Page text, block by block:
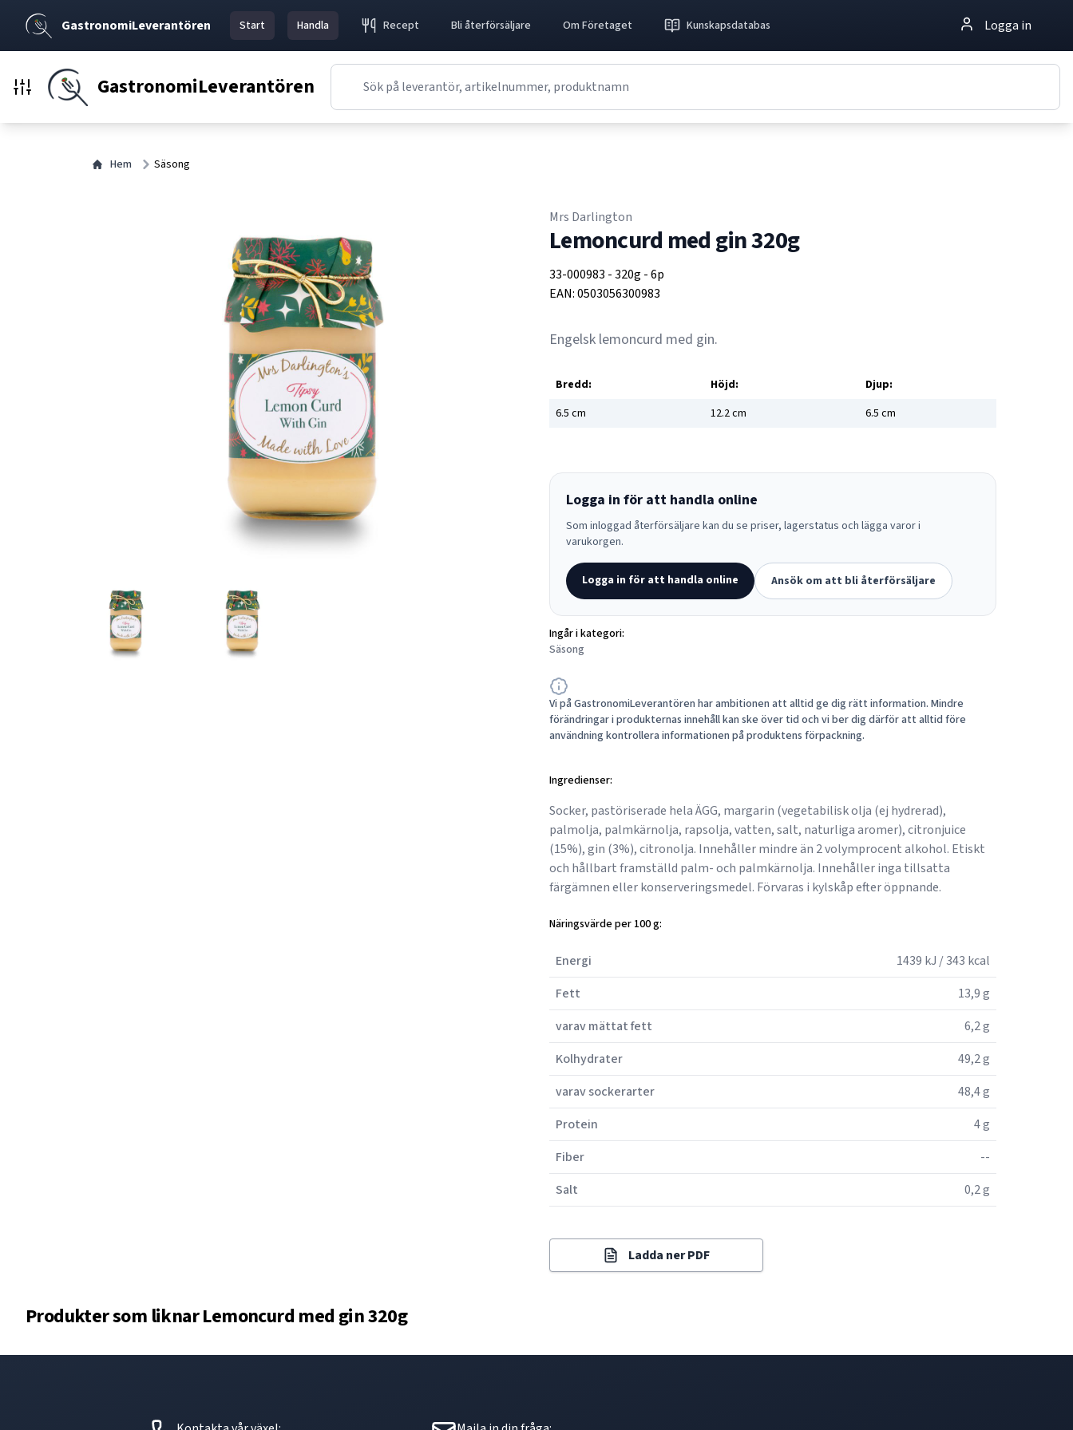
GastronomiLeverantören Start Handla Recept Bli återförsäljare Om Företaget Kunskapsdatabas Logga in
GastronomiLeverantören
Hem Säsong
Mrs Darlington
Lemoncurd med gin 320g
33-000983 -320g -6p
EAN:0503056300983
Engelsk lemoncurd med gin.
Bredd: Höjd:
Djup:
6.5 cm 12.2cm 6.5 cm
Logga in för att handla online
Som inloggad återförsäljare kan du se priser, lagerstatus och lägga varor i
varukorgen.
Logga in för att handla online Ansök om att bli återförsäljare
Ingår i kategori:
Säsong
Vi på GastronomiLeverantören har ambitionen att alltid ge dig rätt information. Mindre
förändringar i produkternas innehåll kan ske över tid och vi ber dig därför att alltid före
användning kontrollera informationen på produktens förpackning.
Ingredienser:
Socker, pastöriserade hela ÄGG, margarin (vegetabilisk olja (ej hydrerad),
palmolja, palmkärnolja, rapsolja, vatten, salt, naturliga aromer), citronjuice
(15%), gin (3%), citronolja. Innehåller mindre än 2 volymprocent alkohol. Etiskt
och hållbart framställd palm- och palmkärnolja. Innehåller inga tillsatta
färgämnen eller konserveringsmedel. Förvaras i kylskåp efter öppnande.
Näringsvärde per 100 g:
Energi
1439 kJ / 343 kcal
Fett
13,9 g
varav mättat fett
6,2 g
Kolhydrater
49,2 g
varav sockerarter
48,4 g
Protein
4 g
Fiber
--
Salt
0,2 g
Ladda ner PDF
Produkter som liknarLemoncurd med gin 320g